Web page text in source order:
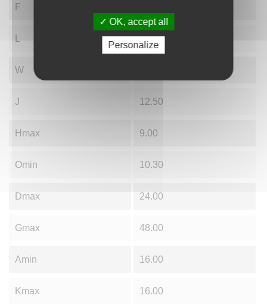
F
5.00
W
J 12.50
Hmax 9.00
Omin 10.30
Dmax 24.00
Gmax 48.00
Amin 16.00
Kmax 16.00
OK, accept all
Personalize